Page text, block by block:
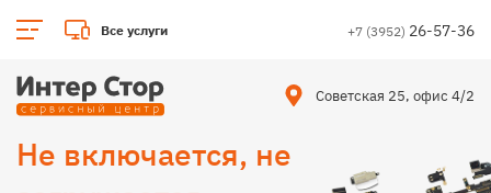
Все услуги +7 (3952) 26-57-36
Советская 25, офис 4/2
Не включается, не